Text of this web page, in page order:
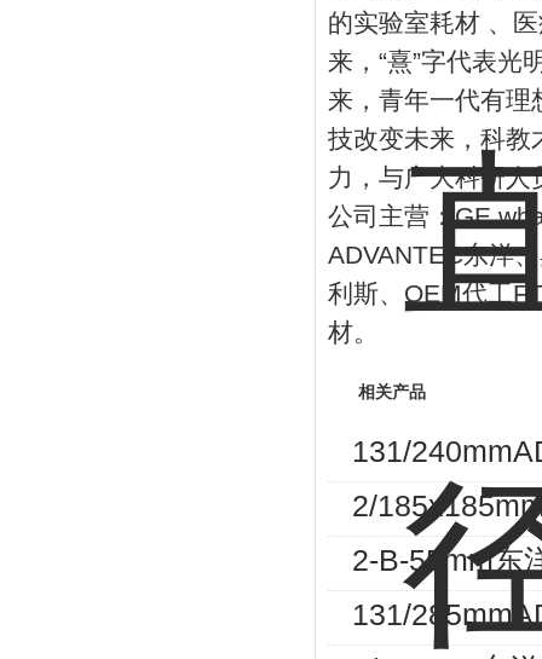
的实验室耗材 、
来， “熹”字代表光
来，青年一代有理
技改变未来，科教
力，与广大科研人
公司主营： GE
ADVANTEC东洋
利斯、 OEM代工
材。
相关产品
131/
2/
2-B-55mm东
131/